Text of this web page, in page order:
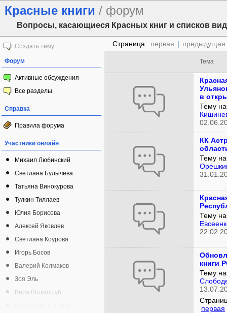
Красные книги / форум
Вопросы, касающиеся Красных книг и списков
Создать тему
Форум
Активные обсуждения
Все разделы
Справка
Правила форума
Участники онлайн
Михаил Любинский
Светлана Булычева
Татьяна Винокурова
Тулкин Тиллаев
Юлия Борисова
Алексей Яковлев
Светлана Коурова
Игорь Босов
Валерий Колмаков
Зоя Эль
Вера Волкотруб
Страница: первая | предыдущая
Тема
в
Тему
КК
Тему
Тему
книги
Тему
первая